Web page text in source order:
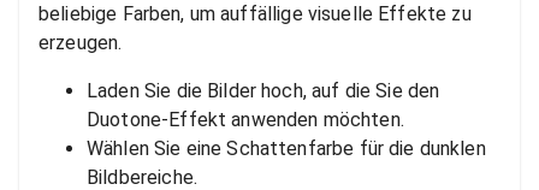
beliebige Farben, um auffällige visuelle Effekte zu
erzeugen.
Laden Sie die Bilder hoch, auf die Sie den
Duotone-Effekt anwenden möchten.
Wählen Sie eine Schattenfarbe für die dunklen
Bildbereiche.